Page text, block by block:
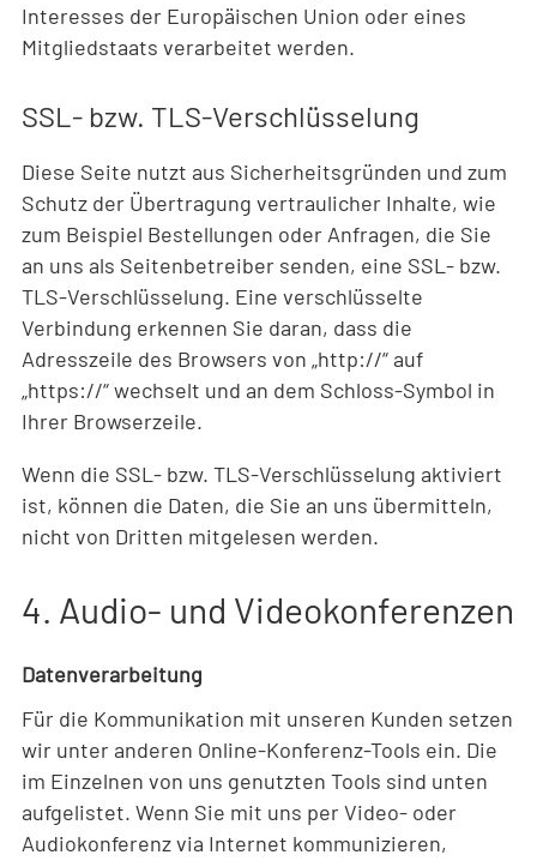
Interesses der Europäischen Union oder eines
Mitgliedstaats verarbeitet werden.
SSL- bzw. TLS-Verschlüsselung
Diese Seite nutzt aus Sicherheitsgründen und zum
Schutz der Übertragung vertraulicher Inhalte, wie
zum Beispiel Bestellungen oder Anfragen, die Sie
an uns als Seitenbetreiber senden, eine SSL- bzw.
TLS-Verschlüsselung. Eine verschlüsselte
Verbindung erkennen Sie daran, dass die
Adresszeile des Browsers von „http://“ auf
„https://“ wechselt und an dem Schloss-Symbol in
Ihrer Browserzeile.
Wenn die SSL- bzw. TLS-Verschlüsselung aktiviert
ist, können die Daten, die Sie an uns übermitteln,
nicht von Dritten mitgelesen werden.
4. Audio- und Videokonferenzen
Datenverarbeitung
Für die Kommunikation mit unseren Kunden setzen
wir unter anderen Online-Konferenz-Tools ein. Die
im Einzelnen von uns genutzten Tools sind unten
aufgelistet. Wenn Sie mit uns per Video- oder
Audiokonferenz via Internet kommunizieren,